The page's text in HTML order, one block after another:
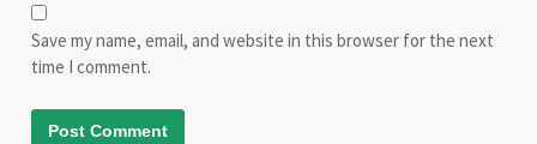
Save my name, email, and website in this browser for the next
time I comment.